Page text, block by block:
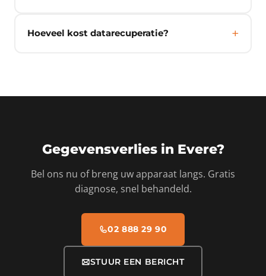
Hoeveel kost datarecuperatie?
Gegevensverlies in Evere?
Bel ons nu of breng uw apparaat langs. Gratis
diagnose, snel behandeld.
02 888 29 90
STUUR EEN BERICHT